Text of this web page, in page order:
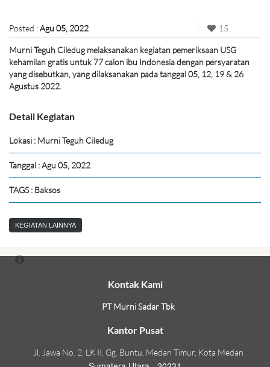
Posted :Agu 05, 2022 15
Murni Teguh Ciledug melaksanakan kegiatan pemeriksaan USG
kehamilan gratis untuk 77 calon ibu Indonesia dengan persyaratan
yang disebutkan, yang dilaksanakan pada tanggal 05, 12, 19 & 26
Agustus 2022.
Detail Kegiatan
Lokasi : Murni Teguh Ciledug
Tanggal : Agu 05, 2022
TAGS : Baksos
KEGIATAN LAINNYA
Kontak Kami
PT Murni Sadar Tbk
Kantor Pusat
Jl. Jawa No. 2, LK II, Gg. Buntu, Medan Timur, Kota Medan